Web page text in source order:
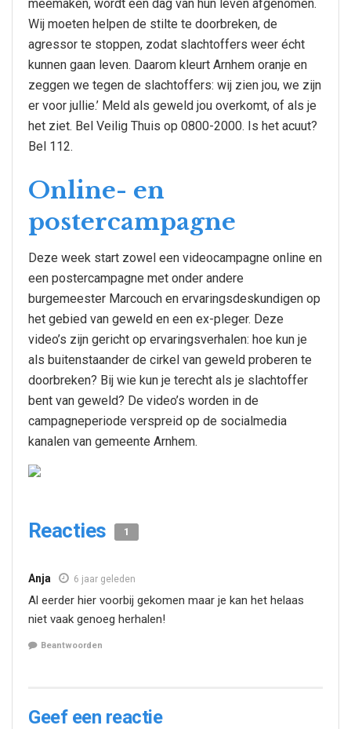
meemaken, wordt een dag van hun leven afgenomen.
Wij moeten helpen de stilte te doorbreken, de
agressor te stoppen, zodat slachtoffers weer écht
kunnen gaan leven. Daarom kleurt Arnhem oranje en
zeggen we tegen de slachtoffers: wij zien jou, we zijn
er voor jullie.’ Meld als geweld jou overkomt, of als je
het ziet. Bel Veilig Thuis op 0800-2000. Is het acuut?
Bel 112.
Online- en
postercampagne
Deze week start zowel een videocampagne online en
een postercampagne met onder andere
burgemeester Marcouch en ervaringsdeskundigen op
het gebied van geweld en een ex-pleger. Deze
video’s zijn gericht op ervaringsverhalen: hoe kun je
als buitenstaander de cirkel van geweld proberen te
doorbreken? Bij wie kun je terecht als je slachtoffer
bent van geweld? De video’s worden in de
campagneperiode verspreid op de socialmedia
kanalen van gemeente Arnhem.
Reacties 1
Anja 6 jaar geleden
Al eerder hier voorbij gekomen maar je kan het helaas
niet vaak genoeg herhalen!
Beantwoorden
Geef een reactie